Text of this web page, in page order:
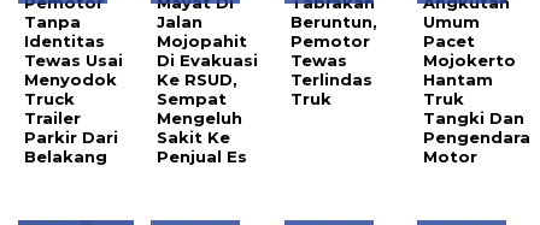
Tanpa
Identitas
Tewas Usai
Menyodok
Truck
Trailer
Parkir Dari
Belakang
Jalan
Mojopahit
Di Evakuasi
Ke RSUD,
Sempat
Mengeluh
Sakit Ke
Penjual Es
Beruntun,
Pemotor
Tewas
Terlindas
Truk
Umum
Pacet
Mojokerto
Hantam
Truk
Tangki Dan
Pengendara
Motor